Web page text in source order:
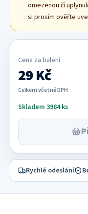
omezenou či
si prosím ověřte
Cena za balení
29 Kč
Celkem včetně DPH
Skladem 3984 ks
Rychlé odeslání